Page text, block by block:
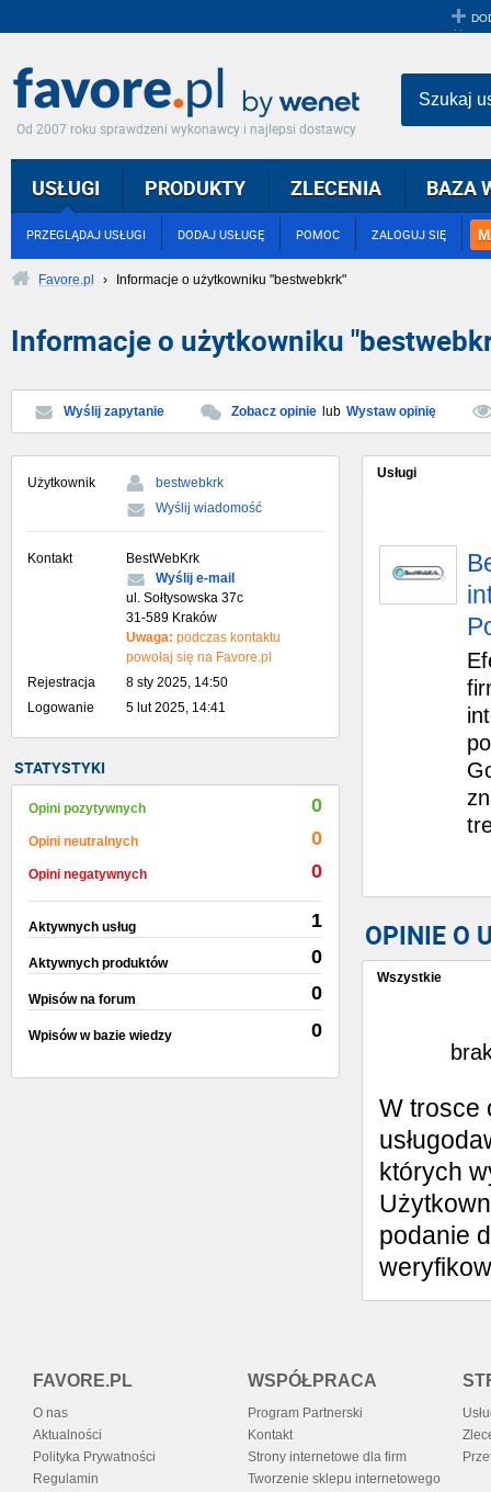
Od 2007 roku sprawdzeni wykonawcy i najlepsi dostawcy
USŁUGI
PRZEGLĄDAJ USŁUGI DODAJ USŁUGĘ POMOC ZALOGUJ SIĘ
PRODUKTY ZLECENIA BAZA
Szukaj
Favore.pl › Informacje o użytkowniku "bestwebkrk"
Informacje o użytkowniku
Wyślij zapytanie Zobacz opinie lub Wystaw opinię
Użytkownik
bestwebkrk
Wyślij wiadomość
Kontakt
BestWebKrk
Wyślij e-mail
ul. Sołtysowska 37c
31-589 Kraków
Uwaga: podczas kontaktu
powołaj się na Favore.pl
Rejestracja
8 sty 2025, 14:50
Logowanie
5 lut 2025, 14:41
STATYSTYKI
Opini pozytywnych 0
Opini neutralnych 0
Opini negatywnych 0
Aktywnych usług 1
Aktywnych produktów 0
Wpisów na forum 0
Wpisów w bazie wiedzy 0
Usługi
OPINIE O
Wszystkie
W trosce
których
podanie
FAVORE.PL
O nas
Aktualności
Polityka Prywatności
Regulamin
WSPÓŁPRACA
Program Partnerski
Kontakt
Strony internetowe dla firm
Tworzenie sklepu internetowego